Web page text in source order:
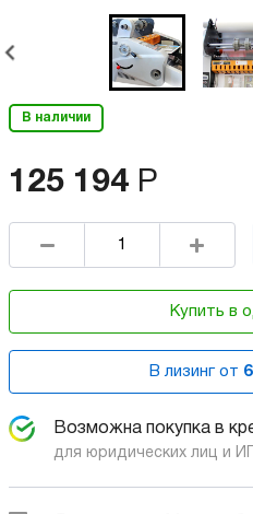
В наличии
125 194 Р
Купить в
В лизинг от
Возможна покупка в
для юридических лиц и ИП